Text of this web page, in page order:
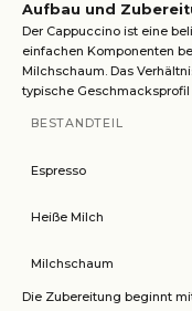
Aufbau und
Der Cappuccino ist eine
einfachen Komponenten
Milchschaum. Das
typische Geschmacksprofil
BESTANDTEIL
Espresso
Heiße Milch
Milchschaum
Die Zubereitung beginnt